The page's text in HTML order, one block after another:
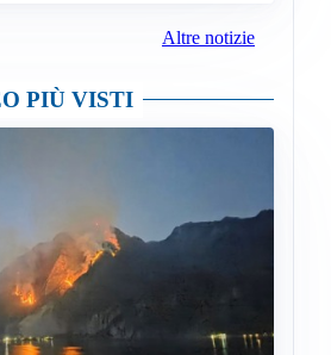
Altre notizie
PIÙ VISTI